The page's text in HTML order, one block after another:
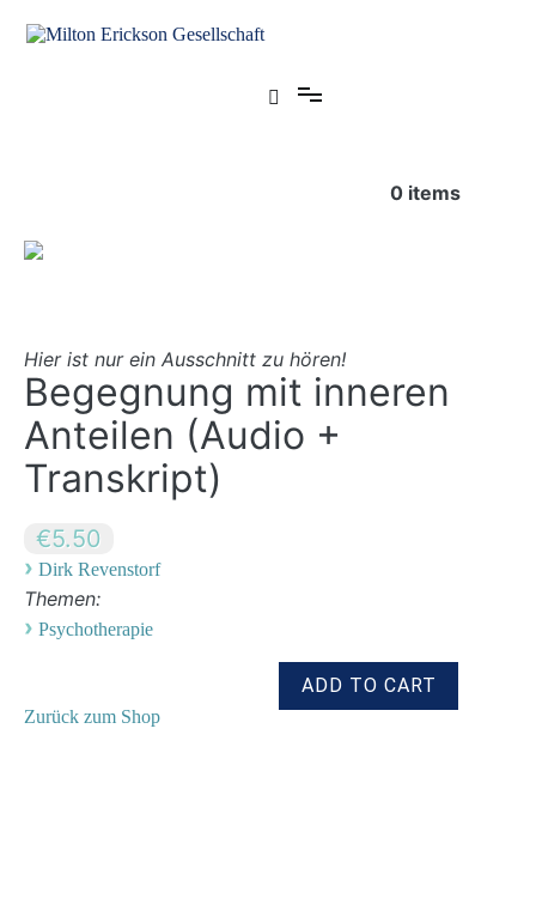
Inhalt
0 items
Hier ist nur ein Ausschnitt zu hören!
Begegnung mit inneren
Anteilen (Audio +
Transkript)
€5.50
› Dirk Revenstorf
Themen:
› Psychotherapie
Zurück zum Shop